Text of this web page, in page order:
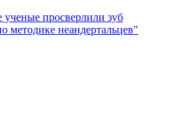
ученые просверлили зуб
методике неандертальцев"